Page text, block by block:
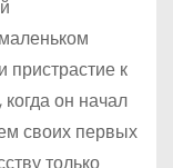
пристрастие к
он начал
своих первых